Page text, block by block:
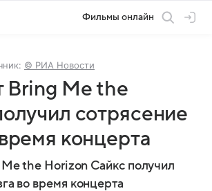
Фильмы онлайн
© РИА Новости
Bring Me the
сотрясение
концерта
Me the Horizon Сайкс получил
во время концерта